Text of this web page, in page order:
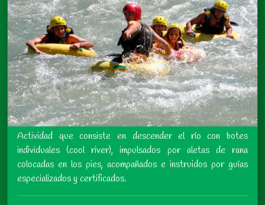
Actividad que consiste en descender el río con botes
individuales (cool river), impulsados por aletas de rana
colocadas en los pies, acompañados e instruidos por guías
especializados y certificados.